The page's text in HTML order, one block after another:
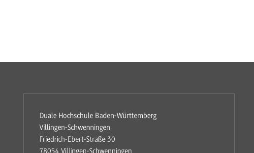
Duale Hochschule Baden-Württemberg
Villingen-Schwenningen
Friedrich-Ebert-Straße 30
78054 Villingen-Schwenningen